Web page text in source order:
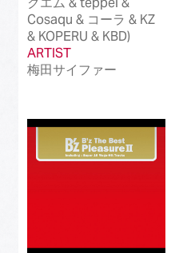
Cosaqu & コーラ & KZ
& KOPERU & KBD)
ARTIST
梅田サイファー